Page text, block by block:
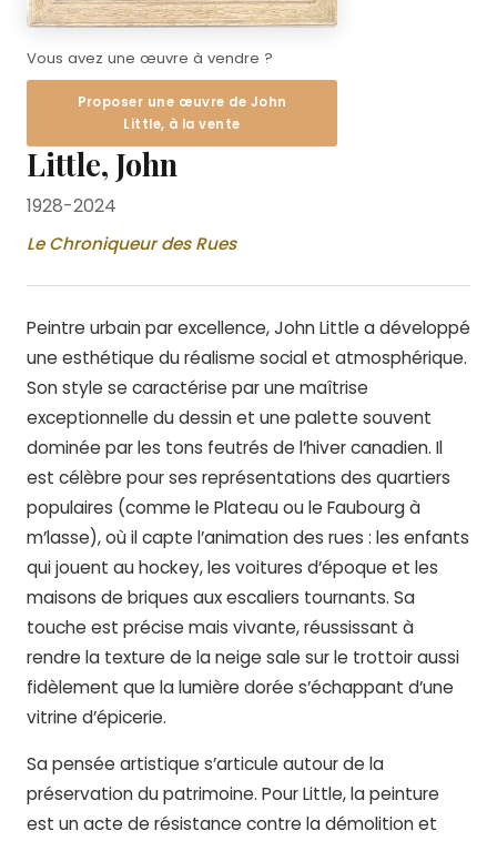
Vous avez une œuvre à vendre ?
Proposer une œuvre de John
Little, à la vente
Little, John
1928-2024
Le Chroniqueur des Rues
Peintre urbain par excellence, John Little a développé
une esthétique du réalisme social et atmosphérique.
Son style se caractérise par une maîtrise
exceptionnelle du dessin et une palette souvent
dominée par les tons feutrés de l’hiver canadien. Il
est célèbre pour ses représentations des quartiers
populaires (comme le Plateau ou le Faubourg à
m’lasse), où il capte l’animation des rues : les enfants
qui jouent au hockey, les voitures d’époque et les
maisons de briques aux escaliers tournants. Sa
touche est précise mais vivante, réussissant à
rendre la texture de la neige sale sur le trottoir aussi
fidèlement que la lumière dorée s’échappant d’une
vitrine d’épicerie.
Sa pensée artistique s’articule autour de la
préservation du patrimoine. Pour Little, la peinture
est un acte de résistance contre la démolition et